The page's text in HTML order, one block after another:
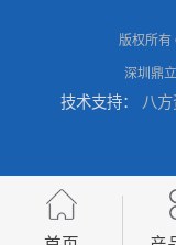
版权所有
深圳鼎
技术支持： 八